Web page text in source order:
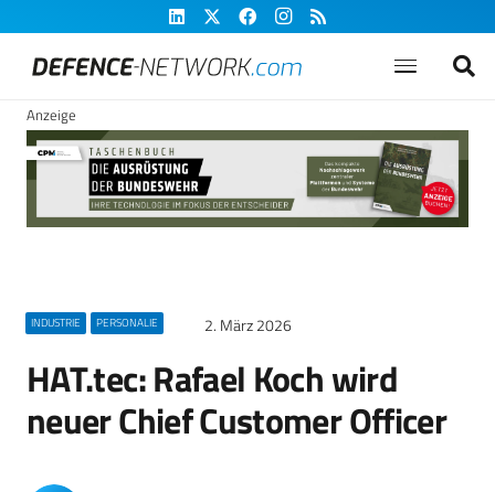
Anzeige
INDUSTRIE PERSONALIE 2. März 2026
HAT.tec: Rafael Koch wird
neuer Chief Customer Officer